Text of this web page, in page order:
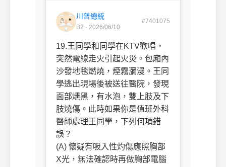
川普總統
B2 · 2026/06/10
#7401075
19.王同學和同學在KTV歡唱，
突然電線走火引起火災。包廂內
沙發地毯燃燒，煙霧瀰漫。王同
學逃出現場後被送往醫院，發現
面部燻黑，有水泡，雙上肢及下
肢燒傷。此時如果你是值班外科
醫師處理王同學，下列何項錯
誤？
(A) 懷疑有吸入性灼傷應照胸部
X光，無法確認時再做胸部電腦